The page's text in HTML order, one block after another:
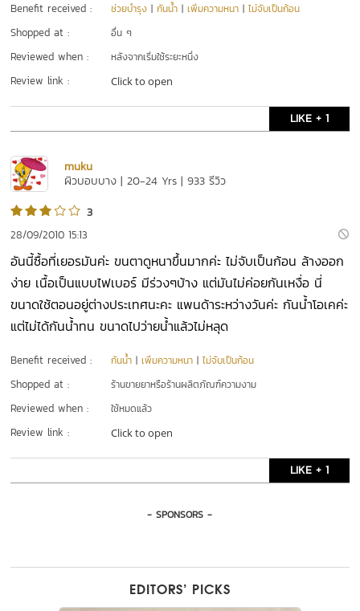
Benefit received : ช่วยบำรุง |กันน้ำ |เพิ่มความหนา |ไม่จับเป็นก้อน
Shopped at : อื่น ๆ
Reviewed when : หลังจากเริ่มใช้ระยะหนึ่ง
Review link : Click to open
LIKE + 1
muku
ผิวบอบบาง | 20-24 Yrs | 933 รีวิว
3
28/09/2010 15:13
อันนี้ซื้อที่เยอรมันค่ะ ขนตาดูหนาขึ้นมากค่ะ ไม่จับเป็นก้อน ล้างออก
ง่าย เนื้อเป็นแบบไฟเบอร์ มีร่วงๆบ้าง แต่มันไม่ค่อยกันเหงื่อ นี่
ขนาดใช้ตอนอยู่ต่างประเทศนะคะ แพนด้าระหว่างวันค่ะ กันน้ำโอเคค่ะ
แต่ไม่ได้กันน้ำทน ขนาดไปว่ายน้ำแล้วไม่หลุด
Benefit received : กันน้ำ |เพิ่มความหนา |ไม่จับเป็นก้อน
Shopped at : ร้านขายยาหรือร้านผลิตภัณฑ์ความงาม
Reviewed when : ใช้หมดแล้ว
Review link : Click to open
LIKE + 1
- SPONSORS -
EDITORS’ PICKS